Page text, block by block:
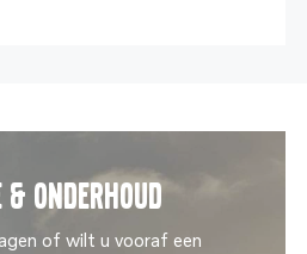
& onderhoud
of wilt u vooraf een